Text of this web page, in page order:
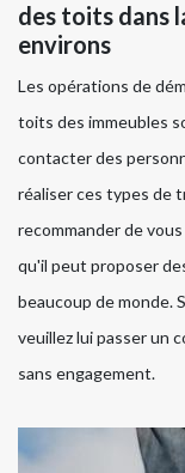
des toits dans
environs
Les opérations de
toits des immeubles
contacter des
réaliser ces types de
recommander de
qu'il peut proposer
beaucoup de monde.
veuillez lui passer un
sans engagement.